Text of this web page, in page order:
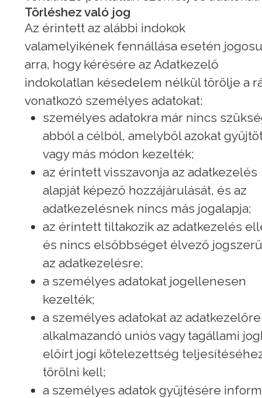
Törléshez való jog
Az érintett az alábbi indokok
valamelyikének fennállása esetén
arra, hogy kérésére az Adatkezelő
indokolatlan késedelem nélkül törölje a
vonatkozó személyes adatokat:
személyes adatokra már nincs
abból a célból, amelyből azokat
vagy más módon kezelték;
az érintett visszavonja az adatkezelés
alapját képező hozzájárulását, és az
adatkezelésnek nincs más jogalapja;
az érintett tiltakozik az adatkezelés
és nincs elsőbbséget élvező
az adatkezelésre;
a személyes adatokat jogellenesen
kezelték;
a személyes adatokat az adatkezelőre
alkalmazandó uniós vagy tagállami
előírt jogi kötelezettség
törölni kell;
a személyes adatok gyűjtésére